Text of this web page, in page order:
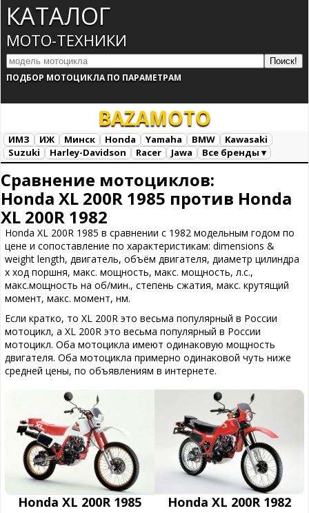
КАТАЛОГ
МОТО-ТЕХНИКИ
ПОДБОР МОТОЦИКЛА ПО ПАРАМЕТРАМ
BAZAMOTO
ИМЗ ИЖ Минск Honda Yamaha BMW
Kawasaki
Suzuki
Harley-Davidson Racer Jawa
Все бренды ▾
Сравнение мотоциклов:
Honda XL 200R 1985 против Honda
XL 200R 1982
Honda XL 200R 1985 в сравнении с 1982 модельным годом по
цене и сопоставление по характеристикам: dimensions &
weight length, двигатель, объём двигателя, диаметр цилиндра
х ход поршня, макс. мощность, макс. мощность, л.с.,
макс.мощность на об/мин., степень сжатия, макс. крутящий
момент, макс. момент, нм.
Если кратко, то XL 200R это весьма популярный в России
мотоцикл, а XL 200R это весьма популярный в России
мотоцикл. Оба мотоцикла имеют одинаковую мощность
двигателя. Оба мотоцикла примерно одинаковой чуть ниже
средней цены, по объявлениям в интернете.
Honda XL 200R 1985 Honda XL 200R 1982